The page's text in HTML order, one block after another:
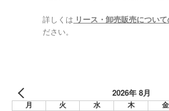
詳しくは リース・卸売販売につい
ださい。
2026年 8月
月 火 水 木 金